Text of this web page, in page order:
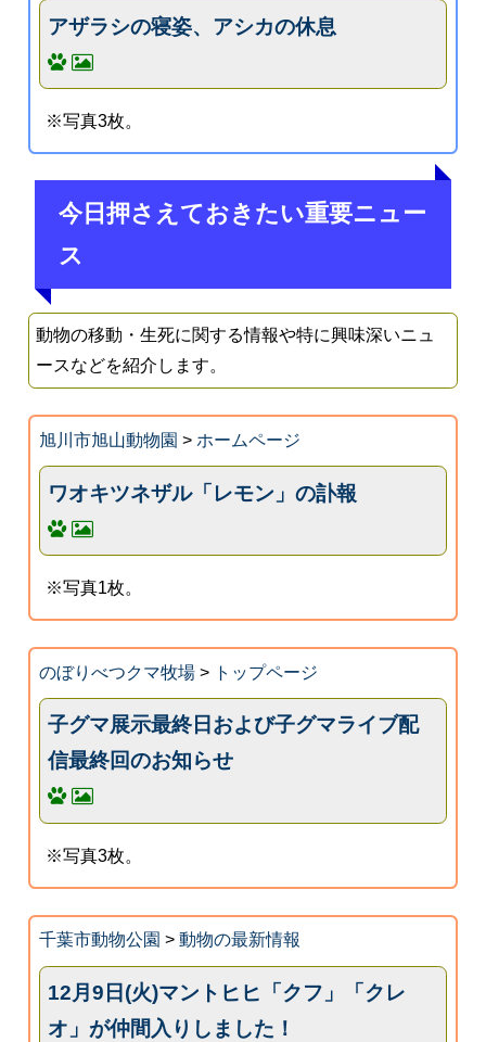
アザラシの寝姿、アシカの休息
※写真3枚。
今日押さえておきたい重要ニュー
ス
動物の移動・生死に関する情報や特に興味深いニュ
ースなどを紹介します。
旭川市旭山動物園 > ホームページ
ワオキツネザル「レモン」の訃報
※写真1枚。
のぼりべつクマ牧場> トップページ
子グマ展示最終日および子グマライブ配
信最終回のお知らせ
※写真3枚。
千葉市動物公園 > 動物の最新情報
12月9日(火)マントヒヒ「クフ」「クレ
オ」が仲間入りしました！